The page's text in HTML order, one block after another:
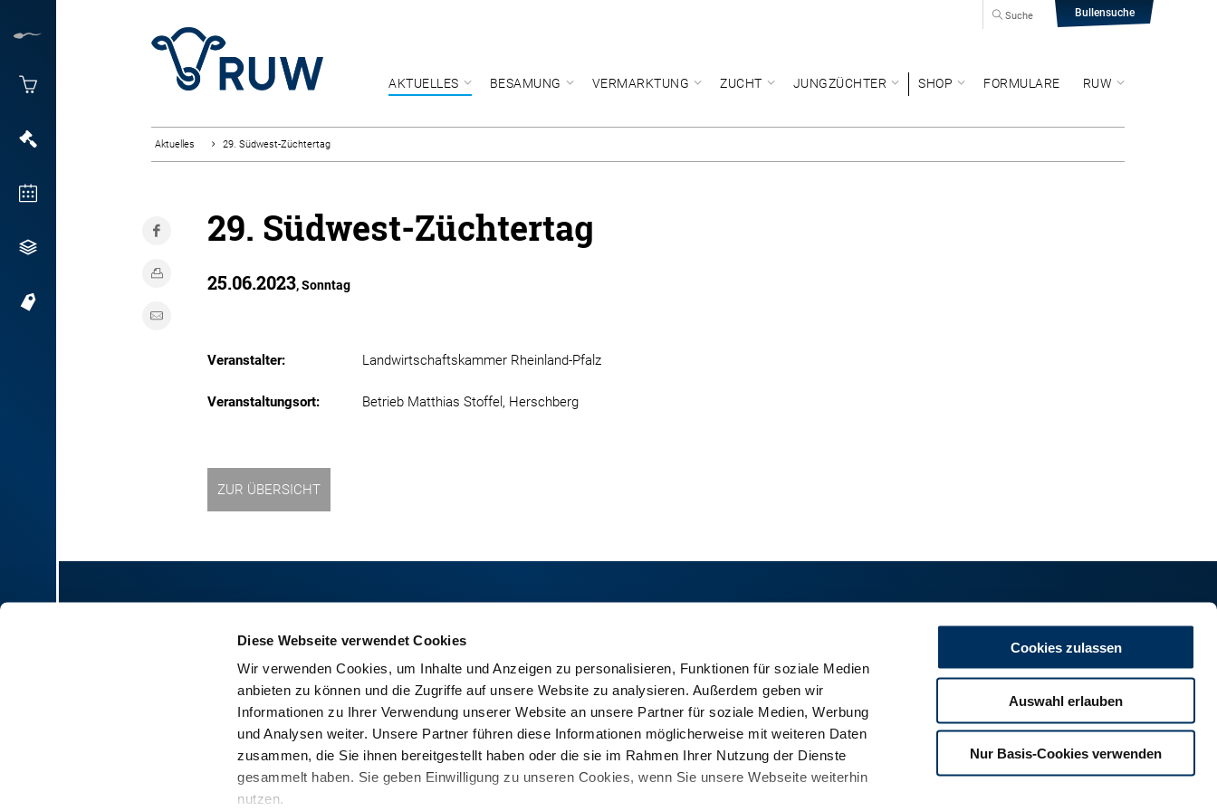
Diese Webseite verwendet Cookies
Wir verwenden Cookies, um Inhalte und Anzeigen zu personalisieren, Funktionen für soziale Medien
anbieten zu können und die Zugriffe auf unsere Website zu analysieren. Außerdem geben wir
Informationen zu Ihrer Verwendung unserer Website an unsere Partner für soziale Medien, Werbung
und Analysen weiter. Unsere Partner führen diese Informationen möglicherweise mit weiteren Daten
zusammen, die Sie ihnen bereitgestellt haben oder die sie im Rahmen Ihrer Nutzung der Dienste
gesammelt haben. Sie geben Einwilligung zu unseren Cookies, wenn Sie unsere Webseite weiterhin
nutzen.
Cookies zulassen
Auswahl erlauben
Nur Basis-Cookies verwenden
Bullensuche
Suche
AKTUELLES BESAMUNG VERMARKTUNG ZUCHT JUNGZÜCHTER SHOP FORMULARE RUW
Aktuelles 29. Südwest-Züchtertag
29. Südwest-Züchtertag
25.06.2023,Sonntag
Veranstalter: Landwirtschaftskammer Rheinland-Pfalz
Veranstaltungsort: Betrieb Matthias Stoffel, Herschberg
ZUR ÜBERSICHT
RUW-Zentrale Münster
Schiffahrter Damm 235a
+49 251 9288-0
F +49 251 9288-219/236
RUW-Regionalzentrum
Nordrhein
Kleinewefersstraße 160
47803 Krefeld
T+49 2151 81899-0
F +49 2151 81899-66
RUW-Regionalzentrum
Rheinland-Pfalz/Saarland
Hamerter Berg 1
54636 Fließem (b. Bitburg)
T+49 6569 9690-0
F +49 6569 9690-99